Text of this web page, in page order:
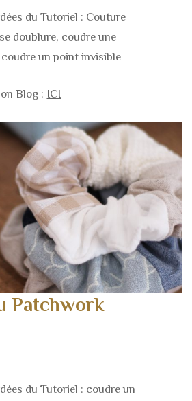
du Tutoriel : Couture
doublure, coudre une
un point invisible
Blog : ICI
Patchwork
du Tutoriel : coudre un